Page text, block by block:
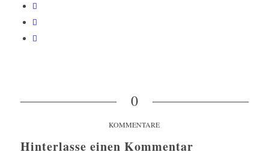
0
KOMMENTARE
Hinterlasse einen Kommentar